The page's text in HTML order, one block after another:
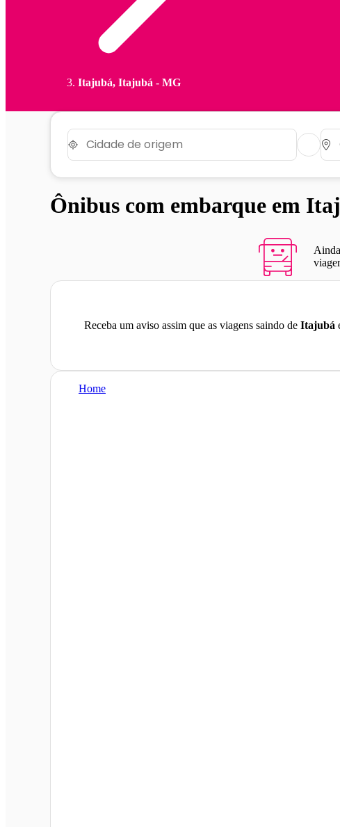
Itajubá, Itajubá - MG
Ônibus com embarque em
Receba um aviso assim que as viagens saindo de Itajubá
Home